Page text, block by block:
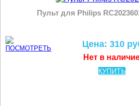
Пульт для Philips
Цена: 310
Нет в
КУПИТЬ